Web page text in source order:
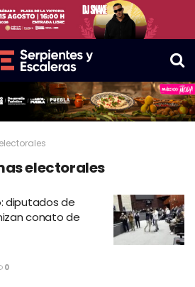
electorales
diputados de
conato de
0